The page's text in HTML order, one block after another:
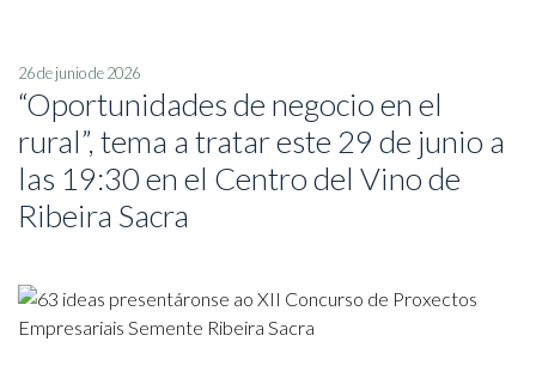
26 de junio de 2026
“Oportunidades de negocio en el
rural”, tema a tratar este 29 de junio a
las 19:30 en el Centro del Vino de
Ribeira Sacra